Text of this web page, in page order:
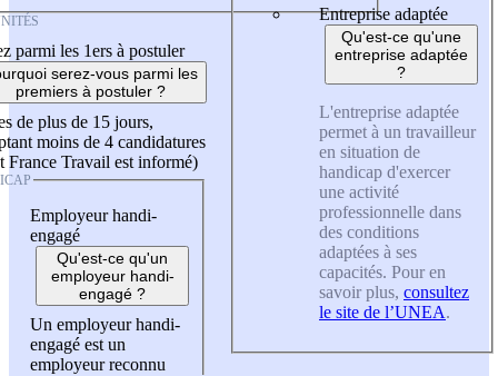
parmi les 1ers à postuler
serez-vous parmi les
premiers à postuler ?
de plus de 15 jours,
moins de 4 candidatures
France Travail est informé)
Employeur handi-
engagé
Qu'est-ce qu'un
employeur handi-
engagé ?
Un employeur handi-
engagé est un
employeur reconnu
Entreprise adaptée
Qu'est-ce qu'une
entreprise adaptée
?
L'entreprise adaptée
permet à un travailleur
en situation de
handicap d'exercer
une activité
professionnelle dans
des conditions
adaptées à ses
capacités. Pour en
savoir plus, consultez
le site de l’UNEA.